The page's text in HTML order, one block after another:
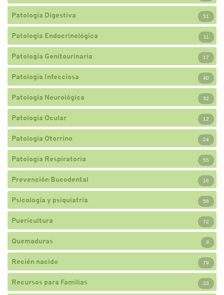
Patología Digestiva 51
Patología Endocrinológica 11
Patología Genitourinaria 17
Patología Infecciosa 40
Patología Neurológica 32
Patología Ocular 12
Patología Otorrino 24
Patología Respiratoria 55
Prevención Bucodental 16
Psicología y psiquiatría 58
Puericultura 72
Quemaduras 9
Recién nacido 79
Recursos para Familias 23